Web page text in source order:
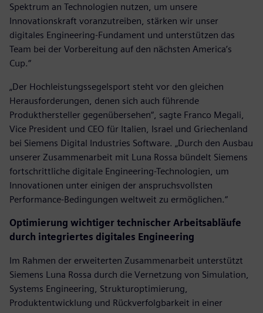
Spektrum an Technologien nutzen, um unsere
Innovationskraft voranzutreiben, stärken wir unser
digitales Engineering-Fundament und unterstützen das
Team bei der Vorbereitung auf den nächsten America’s
Cup.“
„Der Hochleistungssegelsport steht vor den gleichen
Herausforderungen, denen sich auch führende
Produkthersteller gegenübersehen“, sagte Franco Megali,
Vice President und CEO für Italien, Israel und Griechenland
bei Siemens Digital Industries Software. „Durch den Ausbau
unserer Zusammenarbeit mit Luna Rossa bündelt Siemens
fortschrittliche digitale Engineering-Technologien, um
Innovationen unter einigen der anspruchsvollsten
Performance-Bedingungen weltweit zu ermöglichen.“
Optimierung wichtiger technischer Arbeitsabläufe
durch integriertes digitales Engineering
Im Rahmen der erweiterten Zusammenarbeit unterstützt
Siemens Luna Rossa durch die Vernetzung von Simulation,
Systems Engineering, Strukturoptimierung,
Produktentwicklung und Rückverfolgbarkeit in einer